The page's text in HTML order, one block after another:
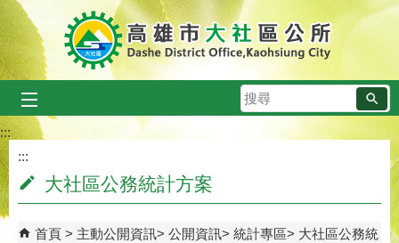
跳到主要內容區塊
搜
尋
:::
:::
大社區公務統計方案
首頁 主動公開資訊 公開資訊 統計專區
大社區公務統